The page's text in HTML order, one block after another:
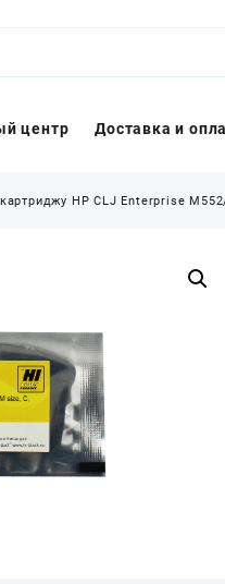
центр Доставка и
HP CLJ Enterprise